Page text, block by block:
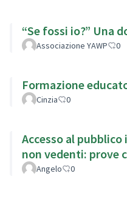
“Se fossi io?” Una
Associazione YAWP 0
Formazione
Cinzia 0
Accesso al
non vedenti: prove
Angelo 0